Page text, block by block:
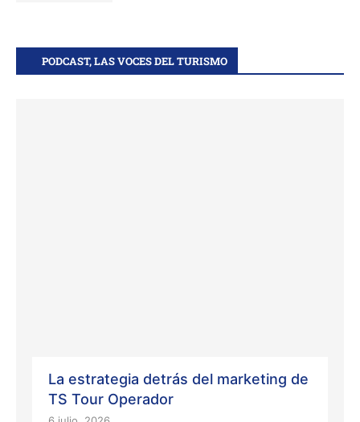
PODCAST, LAS VOCES DEL TURISMO
La estrategia detrás del marketing de
TS Tour Operador